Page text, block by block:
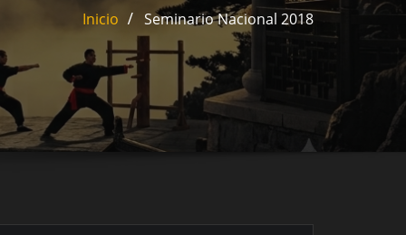
Inicio Seminario Nacional 2018